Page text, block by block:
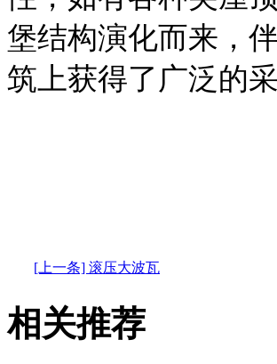
堡结构演化而来，
筑上获得了广泛的采
[上一条] 滚压大波瓦
相关推荐